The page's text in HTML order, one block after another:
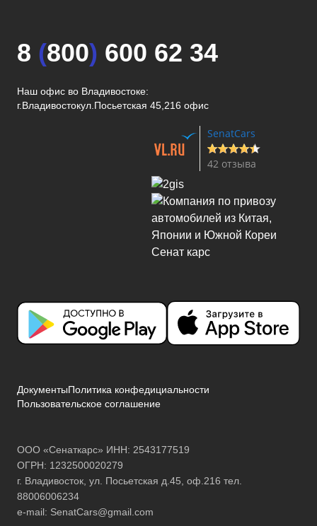
8 (800) 600 62 34
Наш офис во Владивостоке:
г.Владивостокул.Посьетская 45,216 офис
SenatCars
42 отзыва
ДокументыПолитика конфедициальности
Пользовательское соглашение
ООО «Сенаткарс» ИНН: 2543177519
ОГРН: 1232500020279
г. Владивосток, ул. Посьетская д.45, оф.216 тел.
88006006234
e-mail: SenatCars@gmail.com